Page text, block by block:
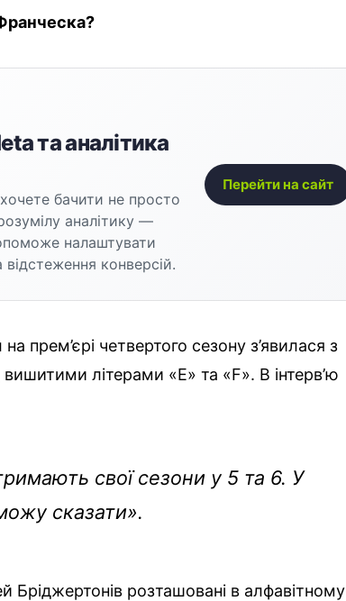
та аналітика
бачити не просто
аналітику —
налаштувати
конверсій.
Перейти на сайт
прем’єрі четвертого сезону з’явилася з
літерами «E» та «F». В інтерв’ю
свої сезони у 5 та 6. У
сказати».
Бріджертонів розташовані в алфавітному